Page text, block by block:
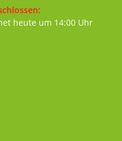
um weitere Öffnungs-
heute um 14:00 Uhr